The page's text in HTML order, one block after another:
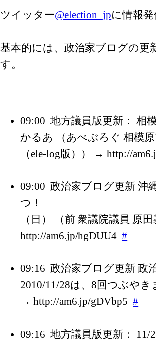
ツイッター@election_jpに情報
基本的には、政治家ブログの更
す。
09:00 地方議員版更新： 相
かるあ （あべぶろぐ 相模
（ele-log版）） → http://
09:00 政治家ブログ更新 沖
つ！ １１
（日） （前 衆議院議員 原
http://am6.jp/hgDUU4 #
09:16 政治家ブログ更新
2010/11/28は、8回つぶや
→ http://am6.jp/gDVbp5 #
09:16 地方議員版更新：